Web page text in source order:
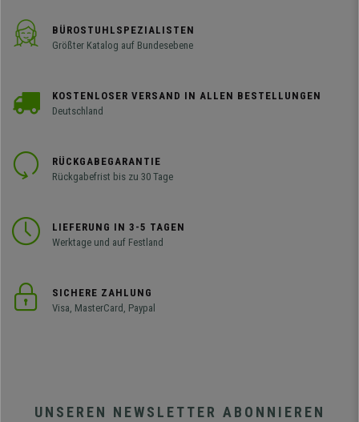
BÜROSTUHLSPEZIALISTEN
Größter Katalog auf Bundesebene
KOSTENLOSER VERSAND IN ALLEN BESTELLUNGEN
Deutschland
RÜCKGABEGARANTIE
Rückgabefrist bis zu 30 Tage
LIEFERUNG IN 3-5 TAGEN
Werktage und auf Festland
SICHERE ZAHLUNG
Visa, MasterCard, Paypal
UNSEREN NEWSLETTER ABONNIEREN